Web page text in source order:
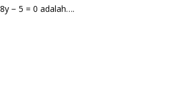
− 5 = 0 adalah….